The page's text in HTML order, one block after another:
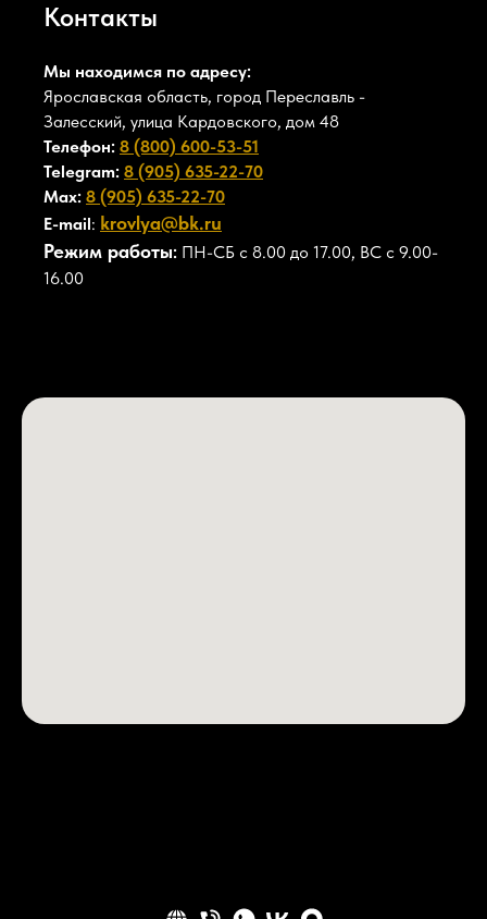
Контакты
Мы находимся по адресу:
Ярославская область, город Переславль -
Залесский, улица Кардовского, дом 48
Телефон: 8 (800) 600-53-51
Telegram: 8 (905) 635-22-70
Max: 8 (905) 635-22-70
E-mail: krovlya@bk.ru
Режим работы: ПН-СБ с 8.00 до 17.00, ВС с 9.00-
16.00